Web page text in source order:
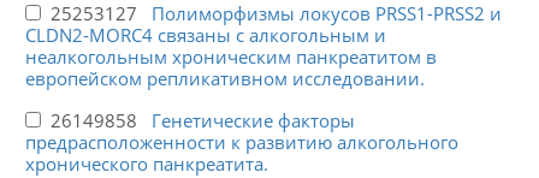
25253127 Полиморфизмы локусов PRSS1-PRSS2 и
CLDN2-MORC4 связаны с алкогольным и
неалкогольным хроническим панкреатитом в
европейском репликативном исследовании.
26149858 Генетические факторы
предрасположенности к развитию алкогольного
хронического панкреатита.